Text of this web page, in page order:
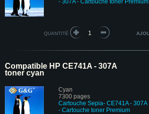
- 307A - Cartouche toner Premium
QUANTITÉ
Compatible HP CE741A - 307A
toner cyan
Cyan
7300 pages
Cartouche Sepia- CE741A - 307A
- Cartouche toner Premium